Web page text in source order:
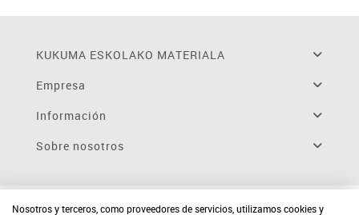
KUKUMA ESKOLAKO MATERIALA
Empresa
Información
Sobre nosotros
Nosotros y terceros, como proveedores de servicios, utilizamos cookies y